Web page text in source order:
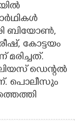
ബിയോൺ,
കോട്ടയം
ഡെന്റൽ
പൊലീസും